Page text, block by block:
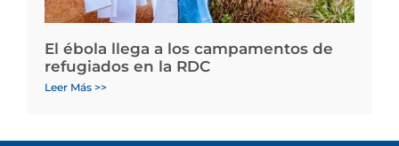
El ébola llega a los campamentos de
refugiados en la RDC
Leer Más >>